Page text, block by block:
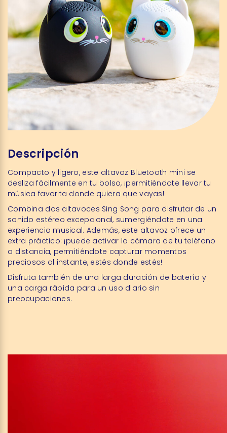
Descripción
Compacto y ligero, este altavoz Bluetooth mini se
desliza fácilmente en tu bolso, ¡permitiéndote llevar tu
música favorita donde quiera que vayas!
Combina dos altavoces Sing Song para disfrutar de un
sonido estéreo excepcional, sumergiéndote en una
experiencia musical. Además, este altavoz ofrece un
extra práctico: ¡puede activar la cámara de tu teléfono
a distancia, permitiéndote capturar momentos
preciosos al instante, estés donde estés!
Disfruta también de una larga duración de batería y
una carga rápida para un uso diario sin
preocupaciones.